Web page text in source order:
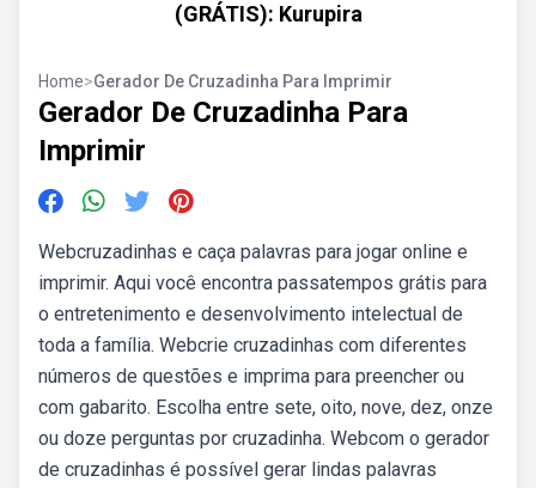
(GRÁTIS): Kurupira
Home>Gerador De Cruzadinha Para Imprimir
Gerador De Cruzadinha Para
Imprimir
Webcruzadinhas e caça palavras para jogar online e
imprimir. Aqui você encontra passatempos grátis para
o entretenimento e desenvolvimento intelectual de
toda a família. Webcrie cruzadinhas com diferentes
números de questões e imprima para preencher ou
com gabarito. Escolha entre sete, oito, nove, dez, onze
ou doze perguntas por cruzadinha. Webcom o gerador
de cruzadinhas é possível gerar lindas palavras